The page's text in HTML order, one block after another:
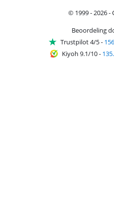
© 1999 - 2026 -
Beoordeling
Trustpilot 4/5-
Kiyoh 9.1/10-